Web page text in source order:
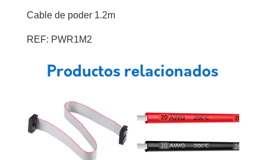
Cable de poder 1.2m
REF: PWR1M2
Productos relacionados